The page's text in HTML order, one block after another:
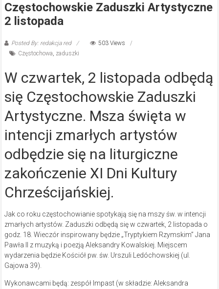
Myszków
Częstochowskie Zaduszki Artystyczne
2 listopada
Posted By: redakcja red
503 Views
Częstochowa, zaduszki
W czwartek, 2 listopada odbędą
się Częstochowskie Zaduszki
Artystyczne. Msza święta w
intencji zmarłych artystów
odbędzie się na liturgiczne
zakończenie XI Dni Kultury
Chrześcijańskiej.
Jak co roku częstochowianie spotykają się na mszy św. w intencji
zmarłych artystów. Zaduszki odbędą się w czwartek, 2 listopada o
godz. 18. Wieczór inspirowany będzie „Tryptykiem Rzymskim” Jana
Pawła II z muzyką i poezją Aleksandry Kowalskiej. Miejscem
wydarzenia będzie Kościół pw. św. Urszuli Ledóchowskiej (ul.
Gajowa 39).
Wykonawcami będą: zespół Impast (w składzie: Aleksandra